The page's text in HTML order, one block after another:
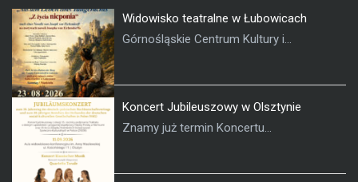
Widowisko teatralne w Łubowicach
Górnośląskie Centrum Kultury i...
Koncert Jubileuszowy w Olsztynie
Znamy już termin Koncertu...